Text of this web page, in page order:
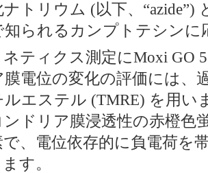
トリウム (以下、“azide”)
られるカンプトテシンに
ティクス測定にMoxi GO
膜電位の変化の評価には、
エステル (TMRE) を用い
ドリア膜浸透性の赤橙色
、電位依存的に負電荷を
す。